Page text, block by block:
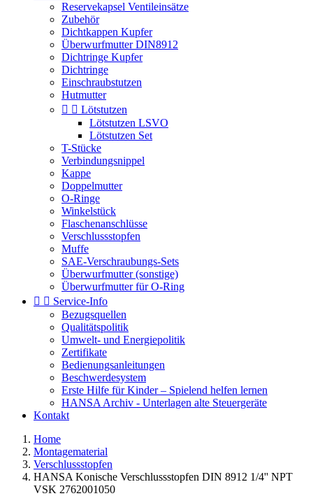
Reservekapsel Ventileinsätze
Zubehör
Dichtkappen Kupfer
Überwurfmutter DIN8912
Dichtringe Kupfer
Dichtringe
Einschraubstutzen
Hutmutter
  Lötstutzen
Lötstutzen LSVO
Lötstutzen Set
T-Stücke
Verbindungsnippel
Kappe
Doppelmutter
O-Ringe
Winkelstück
Flaschenanschlüsse
Verschlussstopfen
Muffe
SAE-Verschraubungs-Sets
Überwurfmutter (sonstige)
Überwurfmutter für O-Ring
  Service-Info
Bezugsquellen
Qualitätspolitik
Umwelt- und Energiepolitik
Zertifikate
Bedienungsanleitungen
Beschwerdesystem
Erste Hilfe für Kinder – Spielend helfen lernen
HANSA Archiv - Unterlagen alte Steuergeräte
Kontakt
Home
Montagematerial
Verschlussstopfen
HANSA Konische Verschlussstopfen DIN 8912 1/4'' NPT
VSK 2762001050